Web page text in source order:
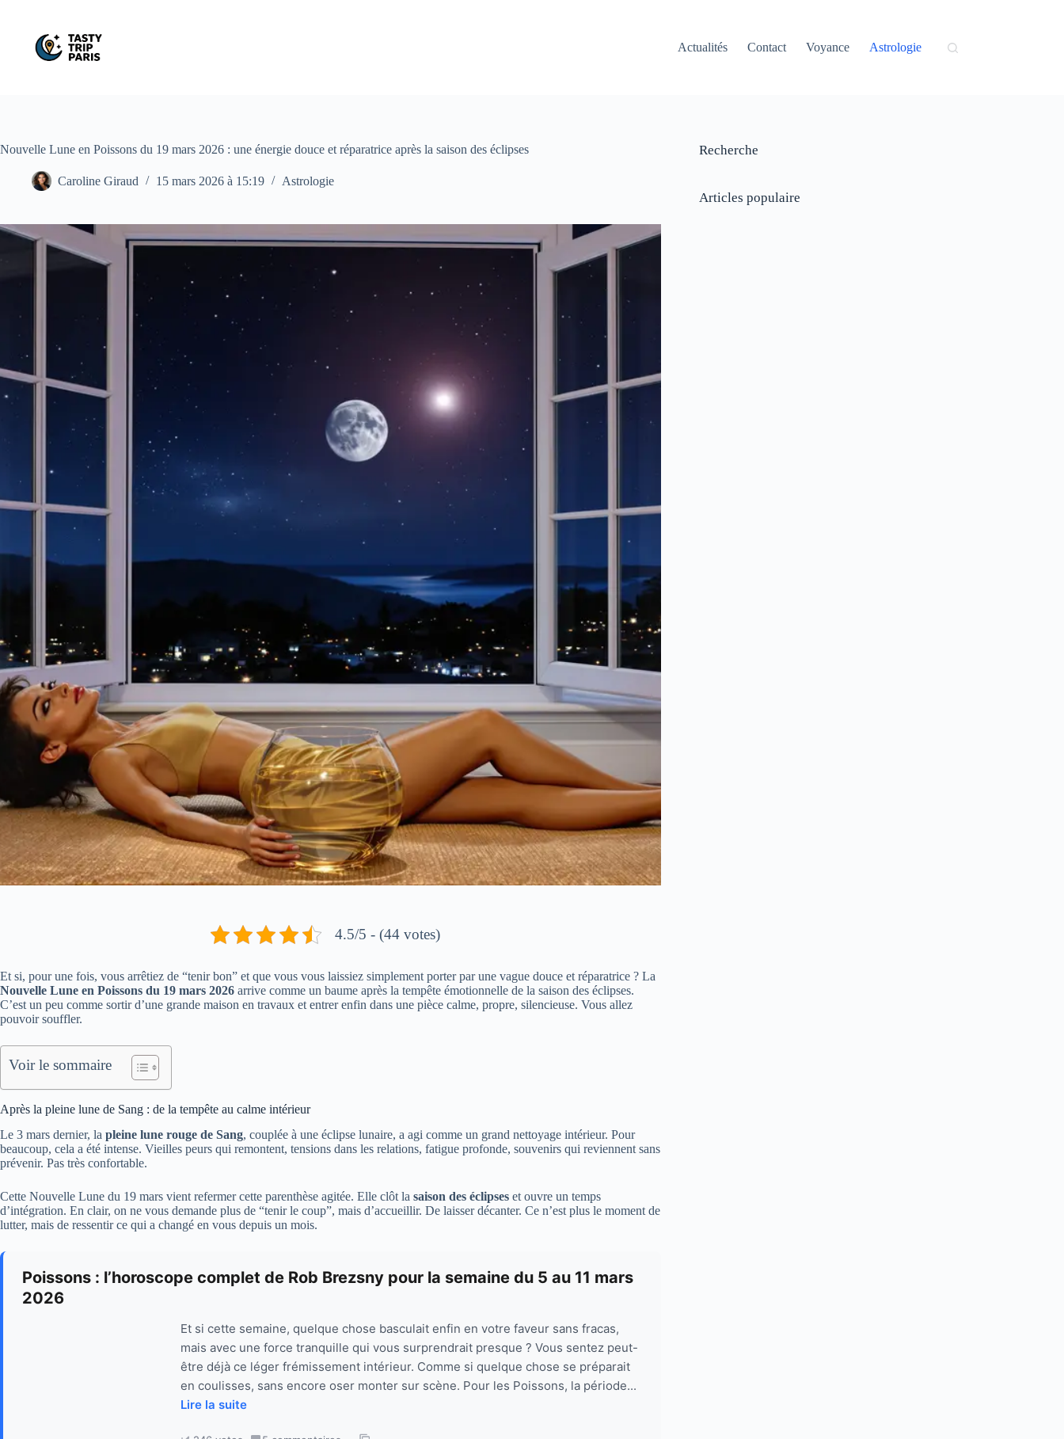
Actualités
Contact Voyance Astrologie
Nouvelle Lune en Poissons du 19 mars 2026 : une énergie douce et réparatrice après la saison des éclipses
Caroline Giraud 15 mars 2026 à 15:19 Astrologie
4.5/5 - (44 votes)
Et si, pour une fois, vous arrêtiez de “tenir bon” et que vous vous laissiez simplement porter par une vague douce et réparatrice ? La
Nouvelle Lune en Poissons du 19 mars 2026 arrive comme un baume après la tempête émotionnelle de la saison des éclipses.
C’est un peu comme sortir d’une grande maison en travaux et entrer enfin dans une pièce calme, propre, silencieuse. Vous allez
pouvoir souffler.
Voir le sommaire
Après la pleine lune de Sang : de la tempête au calme intérieur
Le 3 mars dernier, la pleine lune rouge de Sang, couplée à une éclipse lunaire, a agi comme un grand nettoyage intérieur. Pour
beaucoup, cela a été intense. Vieilles peurs qui remontent, tensions dans les relations, fatigue profonde, souvenirs qui reviennent sans
prévenir. Pas très confortable.
Cette Nouvelle Lune du 19 mars vient refermer cette parenthèse agitée. Elle clôt la saison des éclipses et ouvre un temps
d’intégration. En clair, on ne vous demande plus de “tenir le coup”, mais d’accueillir. De laisser décanter. Ce n’est plus le moment de
lutter, mais de ressentir ce qui a changé en vous depuis un mois.
Poissons : l’horoscope complet de Rob Brezsny pour la semaine du 5 au 11 mars
2026
Et si cette semaine, quelque chose basculait enfin en votre faveur sans fracas,
mais avec une force tranquille qui vous surprendrait presque ? Vous sentez peut-
être déjà ce léger frémissement intérieur. Comme si quelque chose se préparait
en coulisses, sans encore oser monter sur scène. Pour les Poissons, la période...
Lire la suite
Recherche
Articles populaire